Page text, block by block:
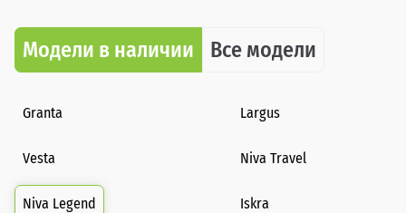
Модели в наличии Все модели
Granta Largus
Vesta Niva Travel
Niva Legend Iskra